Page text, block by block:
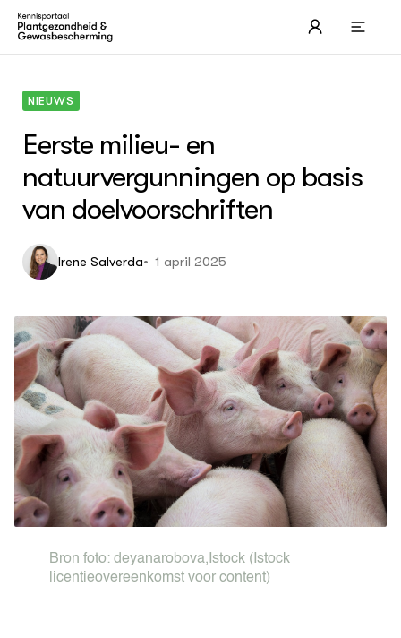
THEMA'S
ACTUEEL
Nieuws
Dossiers
Agenda
OVER
Over dit portaal
NIEUWS
Eerste milieu- en
natuurvergunningen op basis
van doelvoorschriften
Irene Salverda 1 april 2025
Bron foto: deyanarobova, Istock(Istock
licentieovereenkomst voor content)